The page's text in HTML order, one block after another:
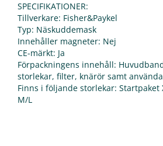
SPECIFIKATIONER:
Tillverkare: Fisher&Paykel
Typ: Näskuddemask
Innehåller magneter: Nej
CE-märkt: Ja
Förpackningens innehåll:
storlekar, filter, knärör samt
Finns i följande storlekar: Startpaket
M/L